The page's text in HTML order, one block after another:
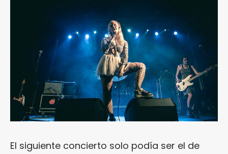
El siguiente concierto solo podía ser el de